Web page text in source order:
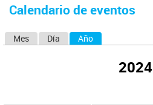
usted
Calendario de eventos
Mes Día Año
2024